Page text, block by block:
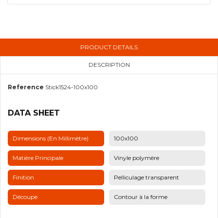
PRODUCT DETAILS
DESCRIPTION
Reference Stick1524-100x100
DATA SHEET
Dimensions (en Millimètre) 100x100
Matière Principale Vinyle polymère
Finition Pelliculage transparent
Découpe Contour à la forme